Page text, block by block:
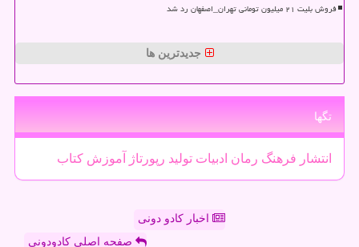
فروش بلیت ۲۱ میلیون تومانی تهران_اصفهان رد شد
جدیدترین ها
تگها
انتشار فرهنگ رمان ادبیات تولید رپورتاژ آموزش كتاب
اخبار کادو دونی
صفحه اصلی کادودونی